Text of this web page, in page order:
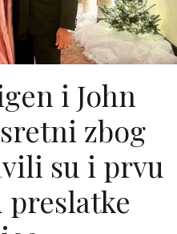
i John
zbog
su i prvu